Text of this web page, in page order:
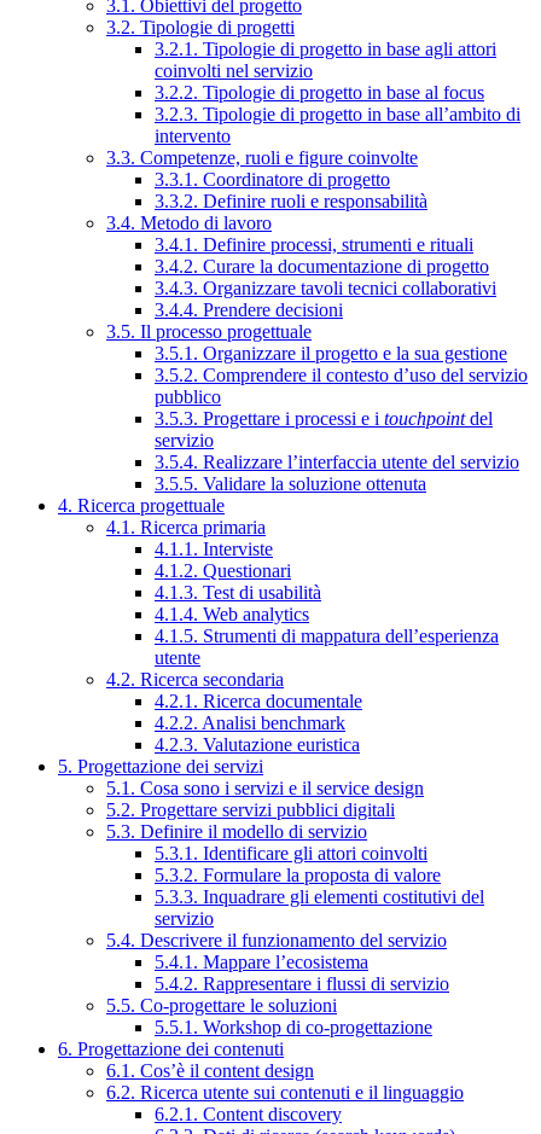
3.1. Obiettivi del progetto
3.2. Tipologie di progetti
3.2.1. Tipologie di progetto in base agli attori
coinvolti nel servizio
3.2.2. Tipologie di progetto in base al focus
3.2.3. Tipologie di progetto in base all’ambito di
intervento
3.3. Competenze, ruoli e figure coinvolte
3.3.1. Coordinatore di progetto
3.3.2. Definire ruoli e responsabilità
3.4. Metodo di lavoro
3.4.1. Definire processi, strumenti e rituali
3.4.2. Curare la documentazione di progetto
3.4.3. Organizzare tavoli tecnici collaborativi
3.4.4. Prendere decisioni
3.5. Il processo progettuale
3.5.1. Organizzare il progetto e la sua gestione
3.5.2. Comprendere il contesto d’uso del servizio
pubblico
3.5.3. Progettare i processi e i touchpointdel
servizio
3.5.4. Realizzare l’interfaccia utente del servizio
3.5.5. Validare la soluzione ottenuta
4. Ricerca progettuale
4.1. Ricerca primaria
4.1.1. Interviste
4.1.2. Questionari
4.1.3. Test di usabilità
4.1.4. Web analytics
4.1.5. Strumenti di mappatura dell’esperienza
utente
4.2. Ricerca secondaria
4.2.1. Ricerca documentale
4.2.2. Analisi benchmark
4.2.3. Valutazione euristica
5. Progettazione dei servizi
5.1. Cosa sono i servizi e il service design
5.2. Progettare servizi pubblici digitali
5.3. Definire il modello di servizio
5.3.1. Identificare gli attori coinvolti
5.3.2. Formulare la proposta di valore
5.3.3. Inquadrare gli elementi costitutivi del
servizio
5.4. Descrivere il funzionamento del servizio
5.4.1. Mappare l’ecosistema
5.4.2. Rappresentare i flussi di servizio
5.5. Co-progettare le soluzioni
5.5.1. Workshop di co-progettazione
6. Progettazione dei contenuti
6.1. Cos’è il content design
6.2. Ricerca utente sui contenuti e il linguaggio
6.2.1. Content discovery